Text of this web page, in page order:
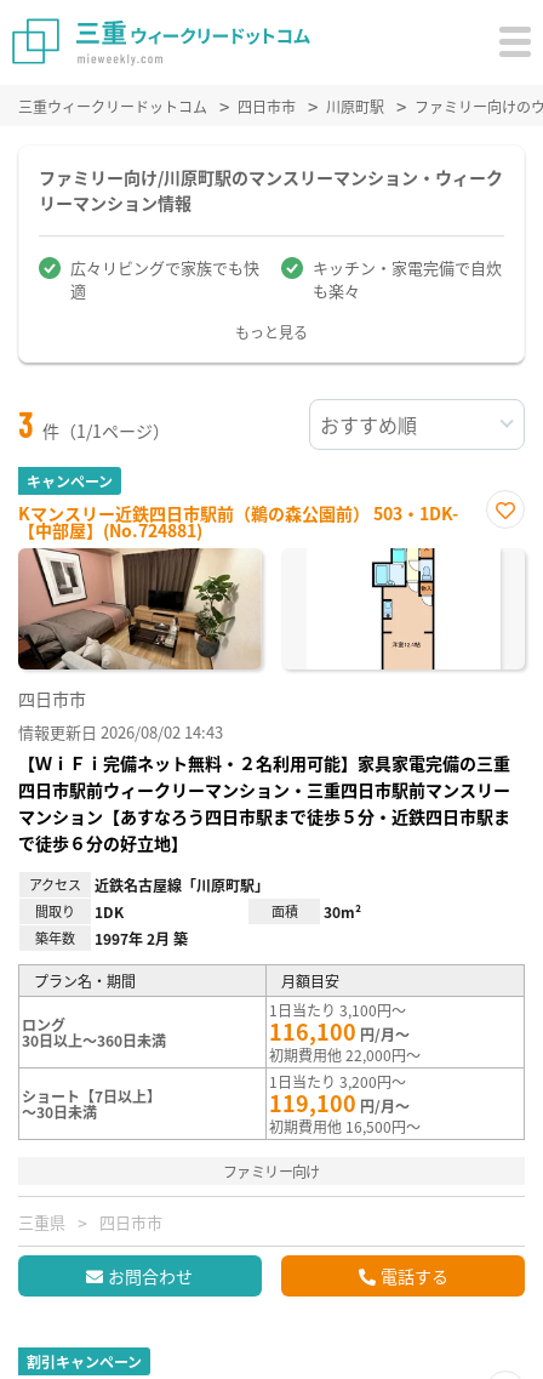
三重ウィークリードットコム 四日市市 川原町駅 ファミリー向けの
ファミリー向け/川原町駅のマンスリーマンション・ウィーク
リーマンション情報
広々リビングで家族でも快
適
キッチン・家電完備で自炊
も楽々
もっと見る
3 件（1/1ページ）
キャンペーン
Kマンスリー近鉄四日市駅前（鵜の森公園前） 503・1DK-
【中部屋】(No.724881)
に入
四日市市
情報更新日 2026/08/02 14:43
【ＷｉＦｉ完備ネット無料・２名利用可能】家具家電完備の三重
四日市駅前ウィークリーマンション・三重四日市駅前マンスリー
マンション【あすなろう四日市駅まで徒歩５分・近鉄四日市駅ま
で徒歩６分の好立地】
アクセス 近鉄名古屋線「川原町駅」
間取り 1DK 面積 30m²
築年数 1997年 2月 築
プラン名・期間 月額目安
ロング
30日以上～360日未満
1日当たり 3,100円～
116,100 円/月～
初期費用他 22,000円～
ショート【7日以上】
～30日未満
1日当たり 3,200円～
119,100 円/月～
初期費用他 16,500円～
ファミリー向け
三重県 四日市市
お問合わせ 電話する
割引キャンペーン